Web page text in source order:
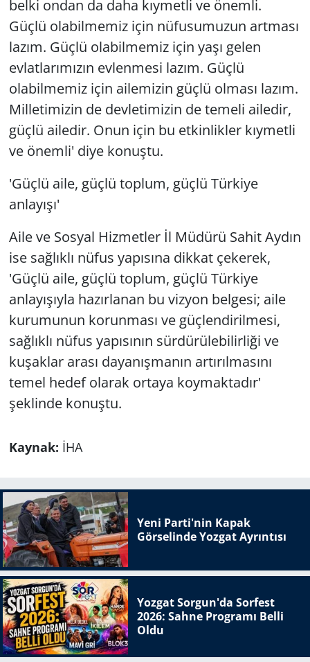
belki ondan da daha kıymetli ve önemli.
Güçlü olabilmemiz için nüfusumuzun artması
lazım. Güçlü olabilmemiz için yaşı gelen
evlatlarımızın evlenmesi lazım. Güçlü
olabilmemiz için ailemizin güçlü olması lazım.
Milletimizin de devletimizin de temeli ailedir,
güçlü ailedir. Onun için bu etkinlikler kıymetli
ve önemli' diye konuştu.
'Güçlü aile, güçlü toplum, güçlü Türkiye
anlayışı'
Aile ve Sosyal Hizmetler İl Müdürü Sahit Aydın
ise sağlıklı nüfus yapısına dikkat çekerek,
'Güçlü aile, güçlü toplum, güçlü Türkiye
anlayışıyla hazırlanan bu vizyon belgesi; aile
kurumunun korunması ve güçlendirilmesi,
sağlıklı nüfus yapısının sürdürülebilirliği ve
kuşaklar arası dayanışmanın artırılmasını
temel hedef olarak ortaya koymaktadır'
şeklinde konuştu.
Kaynak: İHA
Yeni Parti'nin Kapak
Görselinde Yozgat Ayrıntısı
Yozgat Sorgun'da Sorfest
2026: Sahne Programı Belli
Oldu